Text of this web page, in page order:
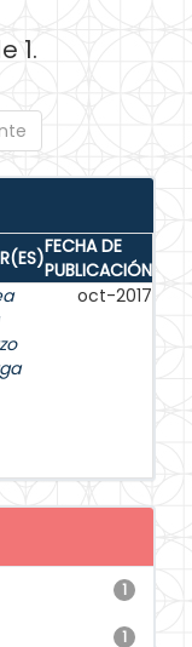
1.
FECHA DE
PUBLICACIÓN
oct-2017
1
1